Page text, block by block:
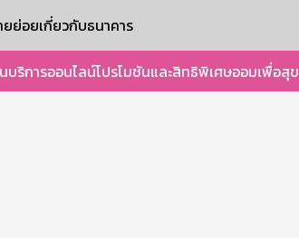
ยย่อยเกี่ยวกับธนาคาร
บริการออนไลน์โปรโมชันและสิทธิพิเศษออมเพื่อสุข